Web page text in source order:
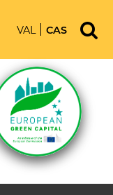
VAL CAS